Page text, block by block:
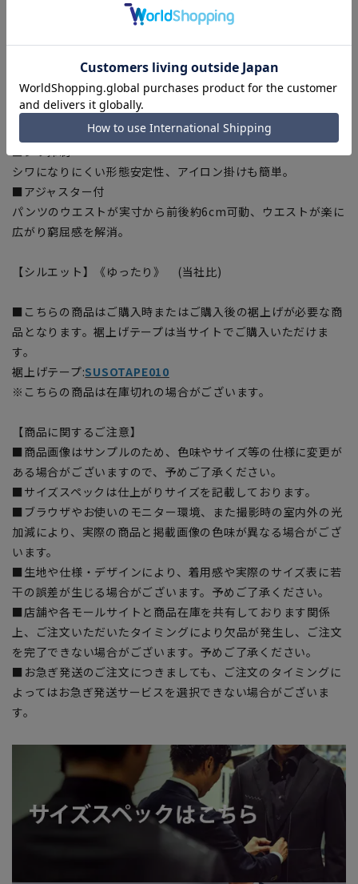
6cm可動、多少の体形の変化にも安心して着用いただけます。
ビジネスはもちろん、普段使いとしても幅広いコーディネート
に合わせていただけます。
【仕様・機能】
■ウォッシャブル
家庭用洗濯機で洗濯ネットに入れて洗っていただけます。
シワになりにくい形態安定性、アイロン掛けも簡単。
■アジャスター付
パンツのウエストが実寸から前後約6cm可動、ウエストが楽に
広がり窮屈感を解消。
【シルエット】《ゆったり》 (当社比)
■こちらの商品はご購入時またはご購入後の裾上げが必要な商
品となります。裾上げテープは当サイトでご購入いただけま
す。
裾上げテープ:SUSOTAPE010
※こちらの商品は在庫切れの場合がございます。
【商品に関するご注意】
■商品画像はサンプルのため、色味やサイズ等の仕様に変更が
ある場合がございますので、予めご了承ください。
■サイズスペックは仕上がりサイズを記載しております。
■ブラウザやお使いのモニター環境、また撮影時の室内外の光
加減により、実際の商品と掲載画像の色味が異なる場合がござ
います。
■生地や仕様・デザインにより、着用感や実際のサイズ表に若
干の誤差が生じる場合がございます。予めご了承ください。
■店舗や各モールサイトと商品在庫を共有しております関係
上、ご注文いただいたタイミングにより欠品が発生し、ご注文
を完了できない場合がございます。予めご了承ください。
■お急ぎ発送のご注文につきましても、ご注文のタイミングに
よってはお急ぎ発送サービスを選択できない場合がございま
す。